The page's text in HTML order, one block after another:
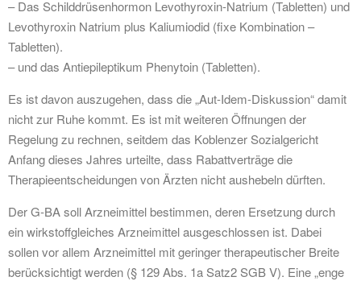
– Das Schilddrüsenhormon Levothyroxin-Natrium (Tabletten) und
Levothyroxin Natrium plus Kaliumiodid (fixe Kombination –
Tabletten).
– und das Antiepileptikum Phenytoin (Tabletten).
Es ist davon auszugehen, dass die „Aut-Idem-Diskussion“ damit
nicht zur Ruhe kommt. Es ist mit weiteren Öffnungen der
Regelung zu rechnen, seitdem das Koblenzer Sozialgericht
Anfang dieses Jahres urteilte, dass Rabattverträge die
Therapieentscheidungen von Ärzten nicht aushebeln dürften.
Der G-BA soll Arzneimittel bestimmen, deren Ersetzung durch
ein wirkstoffgleiches Arzneimittel ausgeschlossen ist. Dabei
sollen vor allem Arzneimittel mit geringer therapeutischer Breite
berücksichtigt werden (§ 129 Abs. 1a Satz2 SGB V). Eine „enge